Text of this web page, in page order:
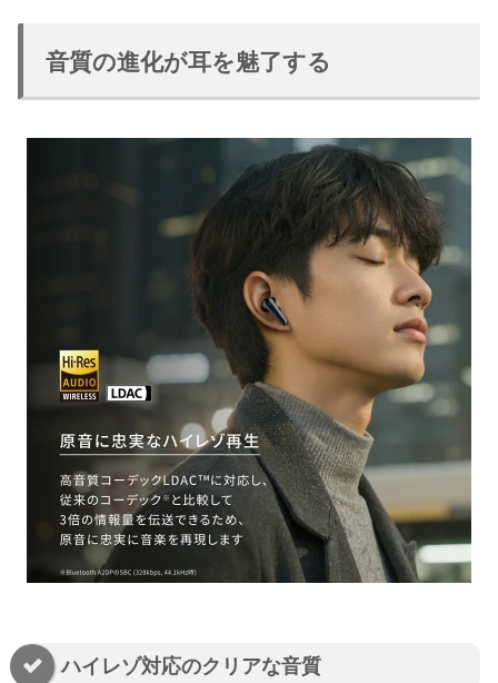
音質の進化が耳を魅了する
ハイレゾ対応のクリアな音質